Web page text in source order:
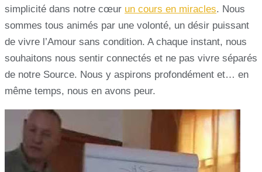
simplicité dans notre cœur un cours en miracles. Nous
sommes tous animés par une volonté, un désir puissant
de vivre l’Amour sans condition. A chaque instant, nous
souhaitons nous sentir connectés et ne pas vivre séparés
de notre Source. Nous y aspirons profondément et… en
même temps, nous en avons peur.